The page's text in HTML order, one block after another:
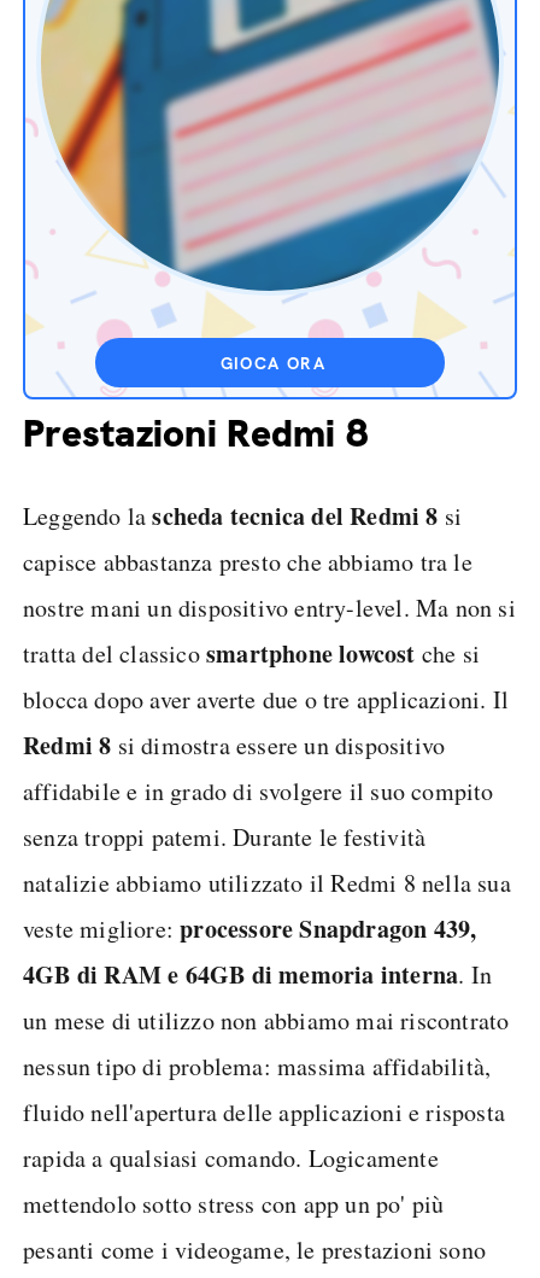
GIOCA ORA
Prestazioni Redmi 8
Leggendo lascheda tecnica del Redmi 8 si
capisce abbastanza presto che abbiamo tra le
nostre mani un dispositivo entry-level. Ma non si
tratta del classicosmartphone lowcost che si
blocca dopo aver averte due o tre applicazioni. Il
Redmi 8 si dimostra essere un dispositivo
affidabile e in grado di svolgere il suo compito
senza troppi patemi. Durante le festività
natalizie abbiamo utilizzato il Redmi 8 nella sua
veste migliore:processore Snapdragon 439,
4GB di RAM e 64GB di memoria interna. In
un mese di utilizzo non abbiamo mai riscontrato
nessun tipo di problema: massima affidabilità,
fluido nell'apertura delle applicazioni e risposta
rapida a qualsiasi comando. Logicamente
mettendolo sotto stress con app un po' più
pesanti come i videogame, le prestazioni sono